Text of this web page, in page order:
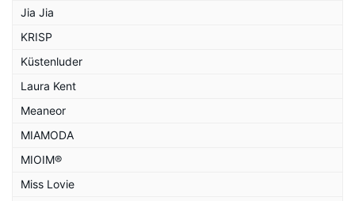
Jia Jia
KRISP
Küstenluder
Laura Kent
Meaneor
MIAMODA
MIOIM®
Miss Lovie